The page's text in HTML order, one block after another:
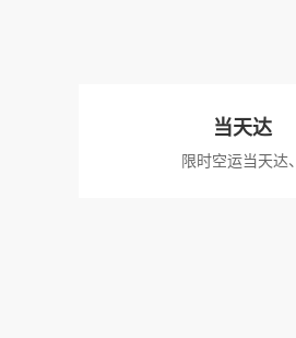
当天达
限时空运当天达、